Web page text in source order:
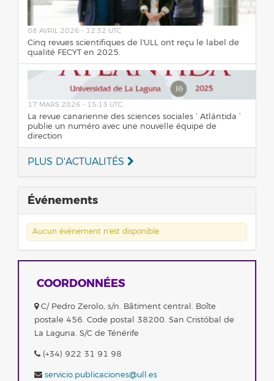
08 AVRIL 2026 - 12:32 UTC
Cinq revues scientifiques de l'ULL ont reçu le label de
qualité FECYT en 2025.
17 MARS 2026 - 15:13 UTC
La revue canarienne des sciences sociales ‘ Atlántida ’
publie un numéro avec une nouvelle équipe de
direction
PLUS D'ACTUALITÉS
Événements
Aucun événement n'est disponible.
COORDONNÉES
C/ Pedro Zerolo, s/n. Bâtiment central. Boîte
postale 456. Code postal 38200. San Cristóbal de
La Laguna. S/C de Ténérife
(+34) 922 31 91 98
servicio.publicaciones@ull.es